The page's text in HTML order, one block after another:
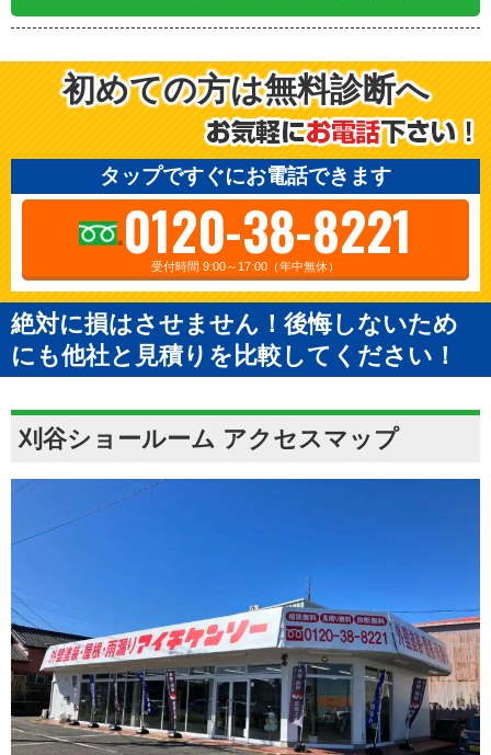
初めての方は無料診断へ
タップですぐにお電話できます
0120-38-8221
受付時間 9:00～17:00（年中無休）
絶対に損はさせません！後悔しないため
にも他社と見積りを比較してください！
刈谷ショールーム アクセスマップ